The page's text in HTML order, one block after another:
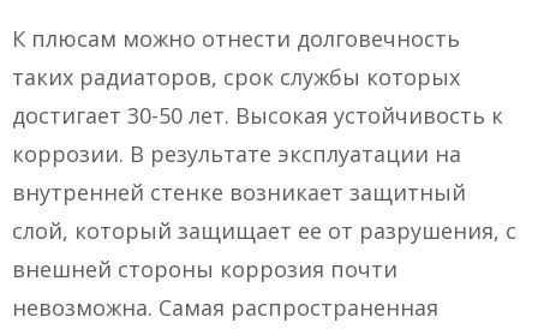
К плюсам можно отнести долговечность
таких радиаторов, срок службы которых
достигает 30-50 лет. Высокая устойчивость к
коррозии. В результате эксплуатации на
внутренней стенке возникает защитный
слой, который защищает ее от разрушения, с
внешней стороны коррозия почти
невозможна. Самая распространенная